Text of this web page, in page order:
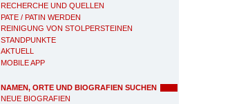
RECHERCHE UND QUELLEN
PATE / PATIN WERDEN
REINIGUNG VON STOLPERSTEINEN
STANDPUNKTE
AKTUELL
MOBILE APP
NAMEN, ORTE UND BIOGRAFIEN SUCHEN
NEUE BIOGRAFIEN